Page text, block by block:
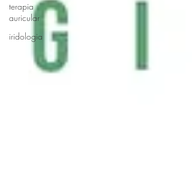
terapia
auricular
iridologia